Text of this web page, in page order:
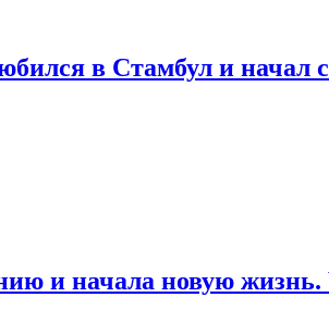
в Стамбул и начал
и начала новую